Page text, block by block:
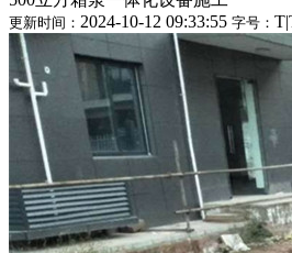
更新时间： 2024-10-12 09:33:55 字号： T|